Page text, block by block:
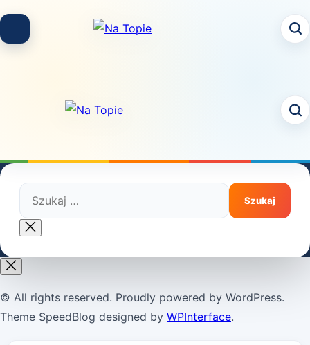
content
Szukaj:
Close
search
© All rights reserved. Proudly powered by WordPress.
Theme SpeedBlog designed by WPInterface.